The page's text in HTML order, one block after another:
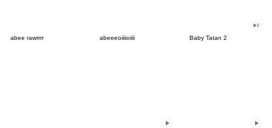
abee rawrrrr abeeeoiiiioiiii Baby Tatan 2